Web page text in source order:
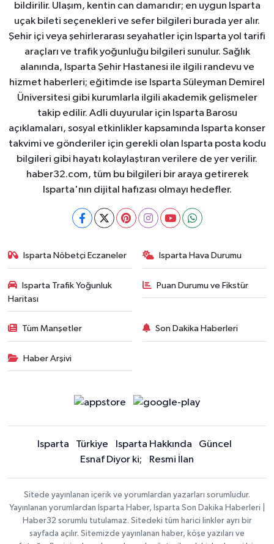
bildirilir. Ulaşım, kentin can damarıdır; en uygun Isparta
uçak bileti seçenekleri ve sefer bilgileri burada yer alır.
Şehir içi veya şehirlerarası seyahatler için Isparta yol tarifi
araçları ve trafik yoğunluğu bilgileri sunulur. Sağlık
alanında, Isparta Şehir Hastanesi ile ilgili randevu ve
hizmet haberleri; eğitimde ise Isparta Süleyman Demirel
Üniversitesi gibi kurumlarla ilgili akademik gelişmeler
takip edilir. Adli duyurular için Isparta Barosu
açıklamaları, sosyal etkinlikler kapsamında Isparta konser
takvimi ve gönderiler için gerekli olan Isparta posta kodu
bilgileri gibi hayatı kolaylaştıran verilere de yer verilir.
haber32.com, tüm bu bilgileri bir araya getirerek
Isparta'nın dijital hafızası olmayı hedefler.
Isparta Nöbetçi Eczaneler Isparta Hava Durumu
Isparta Trafik Yoğunluk
Haritası
Puan Durumu ve Fikstür
Tüm Manşetler Son Dakika Haberleri
Haber Arşivi
Isparta Türkiye Isparta Hakkında
Güncel
Esnaf Diyor ki;
Resmi İlan
Sitede yayınlanan içerik ve yorumlardan yazarları sorumludur.
Yayınlanan yorumlardan Isparta Haber, Isparta Son Dakika Haberleri |
Haber32 sorumlu tutulamaz. Sitedeki tüm harici linkler ayrı bir
sayfada açılır. Sitemizde yayınlanan haber, köşe yazıları ve